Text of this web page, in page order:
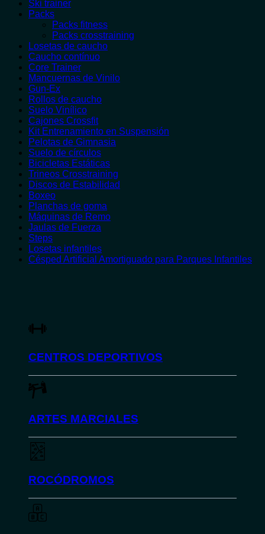
Ski trainer
Packs
Packs fitness
Packs crosstraining
Losetas de caucho
Caucho contínuo
Core Trainer
Mancuernas de Vinilo
Gun-Ex
Rollos de caucho
Suelo Vinílico
Cajones Crossfit
Kit Entrenamiento en Suspensión
Pelotas de Gimnasia
Suelo de círculos
Bicicletas Estáticas
Trineos Crosstraining
Discos de Estabilidad
Boxeo
Planchas de goma
Máquinas de Remo
Jaulas de Fuerza
Steps
Losetas infantiles
Césped Artificial Amortiguado para Parques Infantiles
CENTROS DEPORTIVOS
ARTES MARCIALES
ROCÓDROMOS